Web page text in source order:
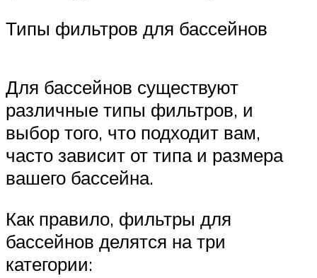
Типы фильтров для бассейнов
Для бассейнов существуют
различные типы фильтров, и
выбор того, что подходит вам,
часто зависит от типа и размера
вашего бассейна.
Как правило, фильтры для
бассейнов делятся на три
категории: